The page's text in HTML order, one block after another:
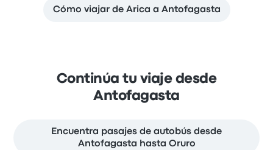
Cómo viajar de Arica a Antofagasta
Continúa tu viaje desde
Antofagasta
Encuentra pasajes de autobús desde
Antofagasta hasta Oruro